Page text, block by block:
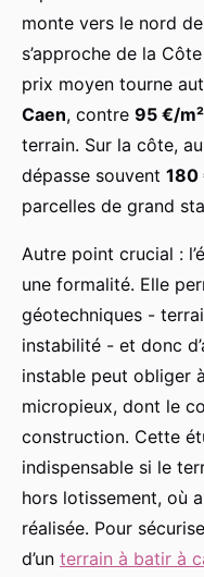
monte vers le nord
s’approche de la
prix moyen tourne
Caen, contre 95 €/
terrain. Sur la côte,
dépasse souvent 180
parcelles de grand
Autre point crucial :
une formalité. Elle
géotechniques -
instabilité - et donc
instable peut obliger
micropieux, dont le
construction. Cette
indispensable si le
hors lotissement, où
réalisée. Pour
d’un terrain à batir à